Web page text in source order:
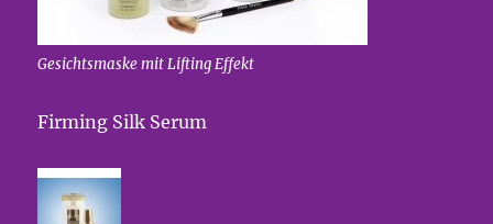
Gesichtsmaske mit Lifting Effekt
Firming Silk Serum